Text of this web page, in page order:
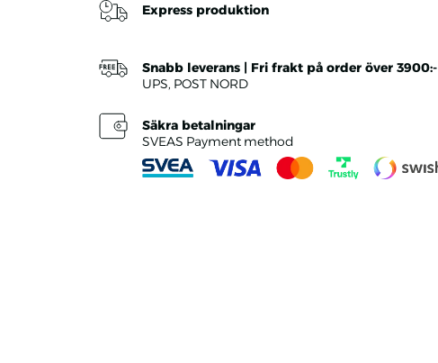
Express produktion
Snabb leverans | Fri frakt på order över 3900:-
UPS, POST NORD
Säkra betalningar
SVEAS Payment method